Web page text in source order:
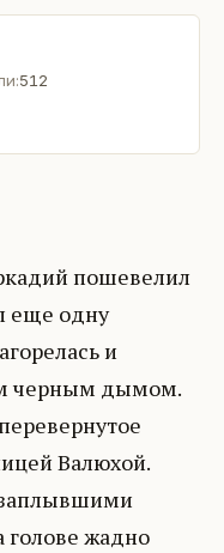
512
пошевелил
еще одну
и
черным дымом.
Валюхой.
заплывшими
голове жадно